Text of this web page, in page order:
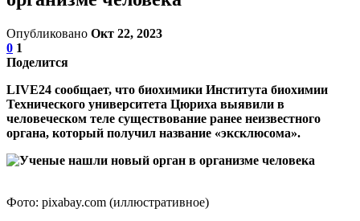
Опубликовано Окт 22, 2023
0 1
Поделится
LIVE24 сообщает, что биохимики Института биохимии
Технического университета Цюриха выявили в
человеческом теле существование ранее неизвестного
органа, который получил название «эксклюсома».
Фото: pixabay.com (иллюстративное)